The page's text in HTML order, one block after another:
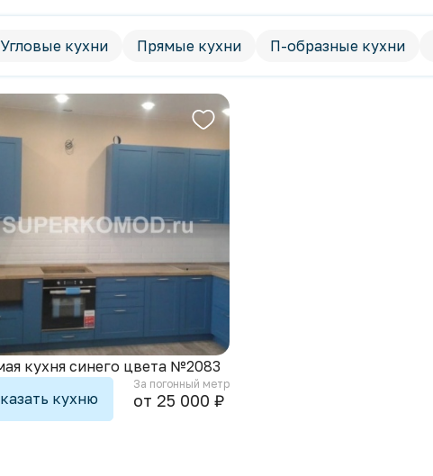
Угловые кухни Прямые кухни П-образные кухни
Кухни для хрущевки
Маленькие кухни
кухня синего цвета №2083
кухню
За погонный метр
от 25 000 ₽